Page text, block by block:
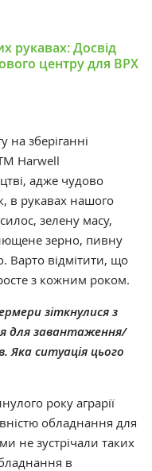
рукавах: Досвід
центру для ВРХ
на зберіганні
Harwell
адже чудово
в рукавах нашого
зелену масу,
зерно, пивну
Варто відмітити, що
з кожним роком.
зіткнулися з
для завантаження/
Яка ситуація цього
року аграрії
обладнання для
не зустрічали таких
в